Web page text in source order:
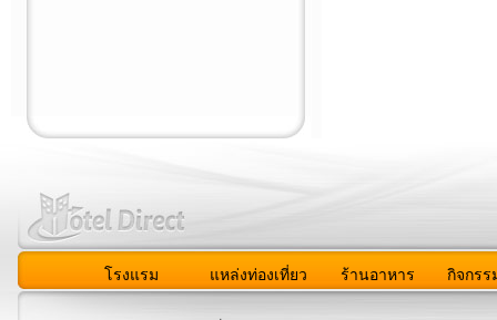
โรงแรม แหล่งท่องเที่ยว ร้านอาหาร กิจกรร